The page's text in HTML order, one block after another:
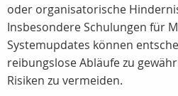
oder organisatorische
Insbesondere Schulungen für
Systemupdates können
reibungslose Abläufe zu
Risiken zu vermeiden.